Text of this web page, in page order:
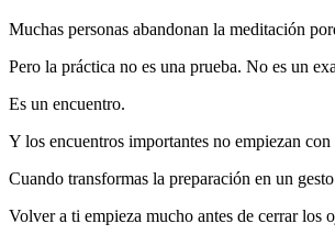
Muchas personas abandonan la meditación
Pero la práctica no es una prueba. No es un
Es un encuentro.
Y los encuentros importantes no empiezan
Cuando transformas la preparación en un
Volver a ti empieza mucho antes de cerrar los